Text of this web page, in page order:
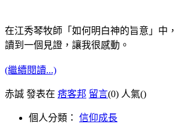
在江秀琴牧師「如何明白神的旨意」中，
讀到一個見證，讓我很感動。
(繼續閱讀...)
赤誠 發表在 痞客邦 留言(0) 人氣()
個人分類： 信仰成長